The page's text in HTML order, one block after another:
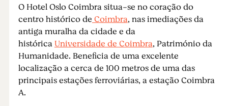
O Hotel Oslo Coimbra situa-se no coração do
centro histórico deCoimbra, nas imediações da
antiga muralha da cidade e da
históricaUniversidade de Coimbra, Património da
Humanidade. Beneficia de uma excelente
localização a cerca de 100 metros de uma das
principais estações ferroviárias, a estação Coimbra
A.